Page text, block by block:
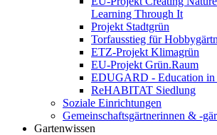
Learning Through It
Projekt Stadtgrün
Torfausstieg für
ETZ-Projekt Klimagrün
EU-Projekt Grün.Raum
EDUGARD - Education in
ReHABITAT Siedlung
Soziale Einrichtungen
Gemeinschaftsgärtnerinnen & -
Gartenwissen